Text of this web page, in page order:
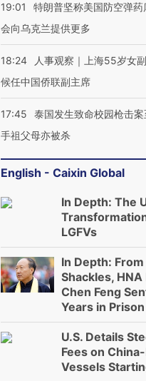
19:01
特朗普坚称美国防空弹
会向乌克兰提供更多
18:24
人事观察｜上海55岁女
候任中国侨联副主席
17:45
泰国发生致命校园枪击
手祖父母亦被杀
English - Caixin Global
In Depth: The
LGFVs
In Depth:
Shackles,
Chen Feng
Years in Prison
U.S. Details
Fees on
Vessels